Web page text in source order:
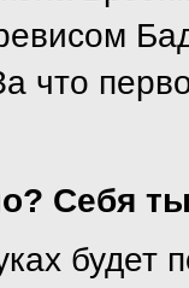
что
Себя
будет